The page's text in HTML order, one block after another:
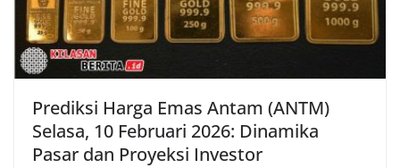
Prediksi Harga Emas Antam (ANTM)
Selasa, 10 Februari 2026: Dinamika
Pasar dan Proyeksi Investor